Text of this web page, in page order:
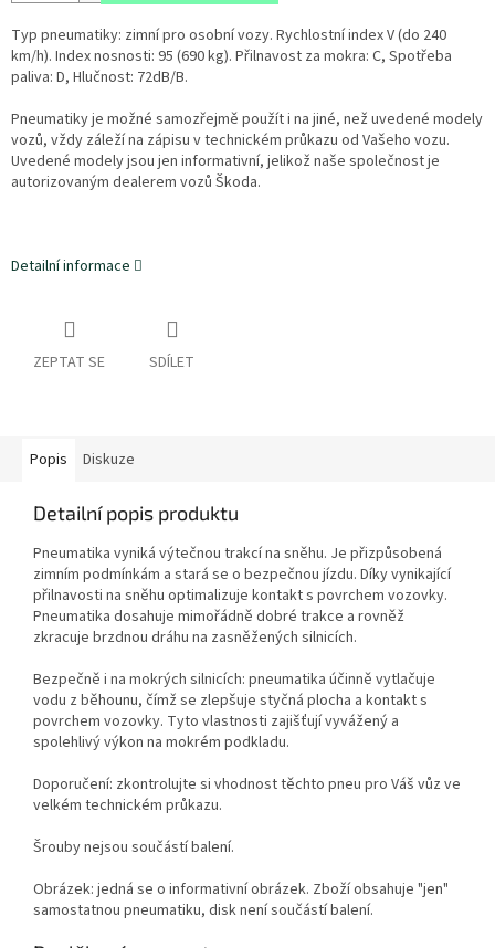
Typ pneumatiky: zimní pro osobní vozy. Rychlostní index V (do 240
km/h). Index nosnosti: 95 (690 kg). Přilnavost za mokra: C, Spotřeba
paliva: D, Hlučnost: 72dB/B.
Pneumatiky je možné samozřejmě použít i na jiné, než uvedené modely
vozů, vždy záleží na zápisu v technickém průkazu od Vašeho vozu.
Uvedené modely jsou jen informativní, jelikož naše společnost je
autorizovaným dealerem vozů Škoda.
Detailní informace
ZEPTAT SE SDÍLET
Popis Diskuze
Detailní popis produktu
Pneumatika vyniká výtečnou trakcí na sněhu. Je přizpůsobená
zimním podmínkám a stará se o bezpečnou jízdu. Díky vynikající
přilnavosti na sněhu optimalizuje kontakt s povrchem vozovky.
Pneumatika dosahuje mimořádně dobré trakce a rovněž
zkracuje brzdnou dráhu na zasněžených silnicích.
Bezpečně i na mokrých silnicích: pneumatika účinně vytlačuje
vodu z běhounu, čímž se zlepšuje styčná plocha a kontakt s
povrchem vozovky. Tyto vlastnosti zajišťují vyvážený a
spolehlivý výkon na mokrém podkladu.
Doporučení: zkontrolujte si vhodnost těchto pneu pro Váš vůz ve
velkém technickém průkazu.
Šrouby nejsou součástí balení.
Obrázek: jedná se o informativní obrázek. Zboží obsahuje "jen"
samostatnou pneumatiku, disk není součástí balení.